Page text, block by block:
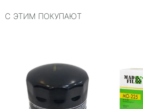
С ЭТИМ ПОКУПАЮТ